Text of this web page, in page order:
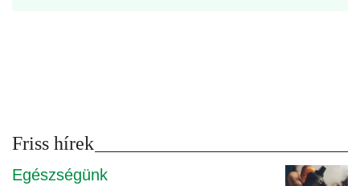
Friss hírek
Egészségünk